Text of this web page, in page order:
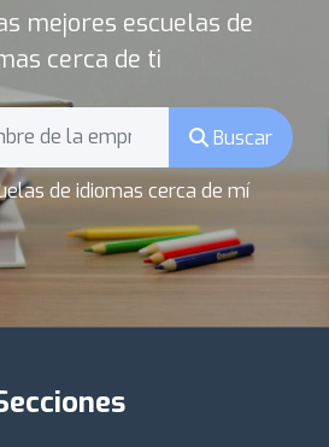
mejores escuelas de
cerca de ti
Buscar
de idiomas cerca de mí